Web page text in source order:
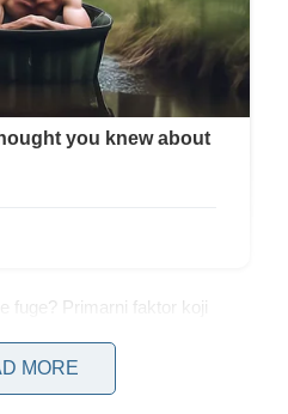
fuge? Primarni faktor koji
je njena jedinstvena
hranljive materije
Sorte poput luka, paradajza i
MORE